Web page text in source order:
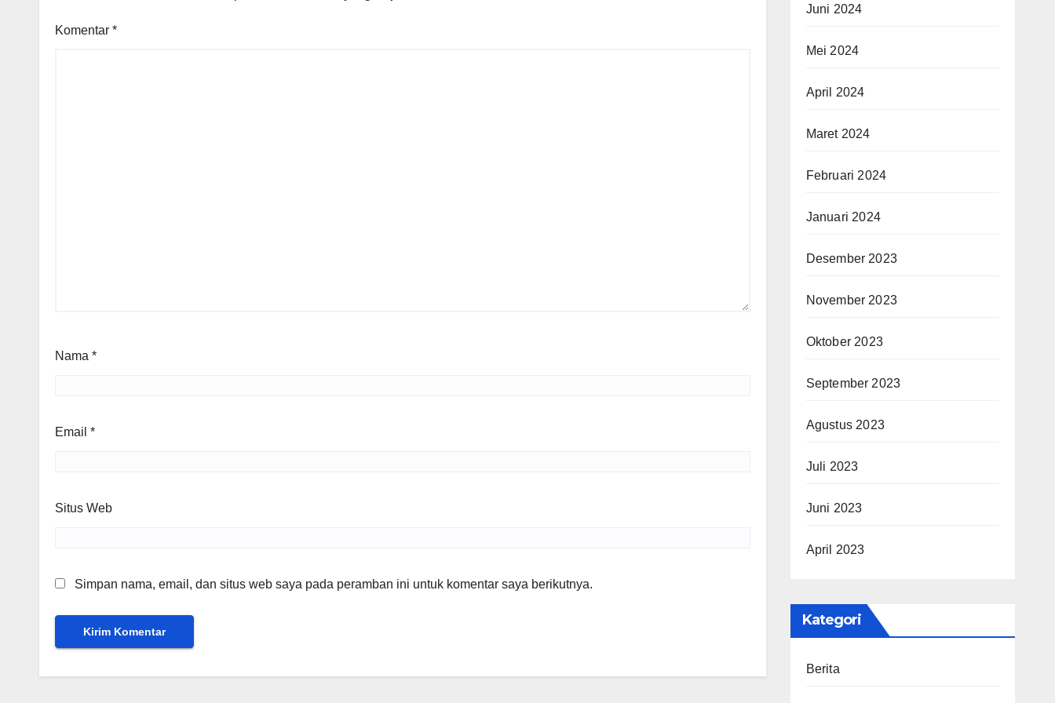
Komentar *
Nama *
Email *
Situs Web
Simpan nama, email, dan situs web saya pada peramban ini untuk komentar saya berikutnya.
Juni 2024
Mei 2024
April 2024
Maret 2024
Februari 2024
Januari 2024
Desember 2023
November 2023
Oktober 2023
September 2023
Agustus 2023
Juli 2023
Juni 2023
April 2023
Kategori
Berita